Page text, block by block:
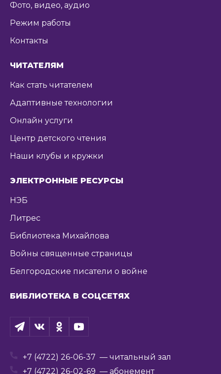
Фото, видео, аудио
Режим работы
Контакты
ЧИТАТЕЛЯМ
Как стать читателем
Адаптивные технологии
Онлайн услуги
Центр детского чтения
Наши клубы и кружки
ЭЛЕКТРОННЫЕ РЕСУРСЫ
НЭБ
Литрес
Библиотека Михайлова
Войны священные страницы
Белгородские писатели о войне
БИБЛИОТЕКА В СОЦСЕТЯХ
+7 (4722) 26-06-37 — читальный зал
+7 (4722) 26-02-69 — абонемент